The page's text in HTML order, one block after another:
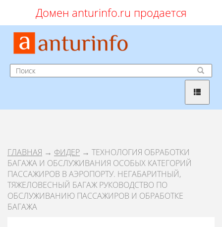
Домен anturinfo.ru продается
ГЛАВНАЯ → ФИДЕР → ТЕХНОЛОГИЯ ОБРАБОТКИ
БАГАЖА И ОБСЛУЖИВАНИЯ ОСОБЫХ КАТЕГОРИЙ
ПАССАЖИРОВ В АЭРОПОРТУ. НЕГАБАРИТНЫЙ,
ТЯЖЕЛОВЕСНЫЙ БАГАЖ РУКОВОДСТВО ПО
ОБСЛУЖИВАНИЮ ПАССАЖИРОВ И ОБРАБОТКЕ
БАГАЖА